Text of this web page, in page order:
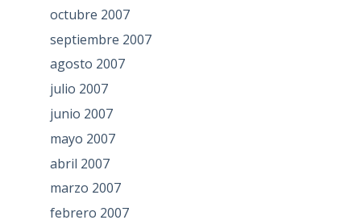
octubre 2007
septiembre 2007
agosto 2007
julio 2007
junio 2007
mayo 2007
abril 2007
marzo 2007
febrero 2007